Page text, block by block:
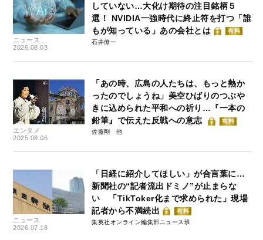
ニュース
2026.08.03
していない…大化け期待の注目銘柄５
選！ NVIDIA一強時代に終止符を打つ「誰
もが知っている」あの会社とは
有料
石井僚一
エンタメ
2025.08.06
「あの時、広島の人たちは、もっと熱か
ったのでしょうね」美空ひばりのつぶや
きに込められた平和への祈り…『一本の
鉛筆』で伝えた反戦への意志
有料
佐藤剛
ニュース
2026.07.18
「日経に紹介してほしい」が合言葉に…
新聞社の“記者流出ドミノ”が止まらな
い 「TikToker化まで求められた」現場
記者から不満続出
有料
集英社オンライン編集部ニュース班